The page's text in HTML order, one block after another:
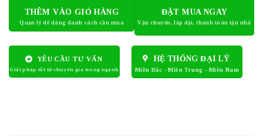
THÊM VÀO GIỎ HÀNG ĐẶT MUA NGAY
YÊU CẦU TƯ VẤN HỆ THỐNG ĐẠI LÝ